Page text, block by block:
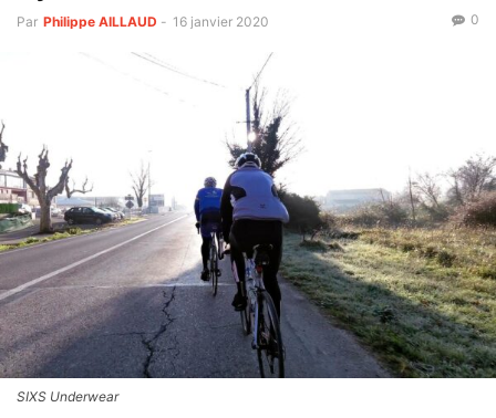
Par Philippe AILLAUD - 16 janvier 2020 0
SIXS Underwear